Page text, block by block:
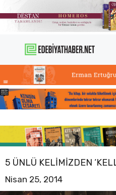
atla
5 ÜNLÜ KELIMIZDEN
Nisan 25, 2014